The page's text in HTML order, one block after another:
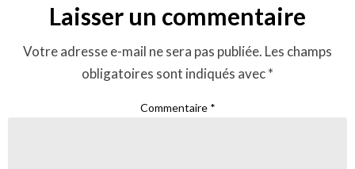
Laisser un commentaire
Votre adresse e-mail ne sera pas publiée. Les champs
obligatoires sont indiqués avec*
Commentaire *